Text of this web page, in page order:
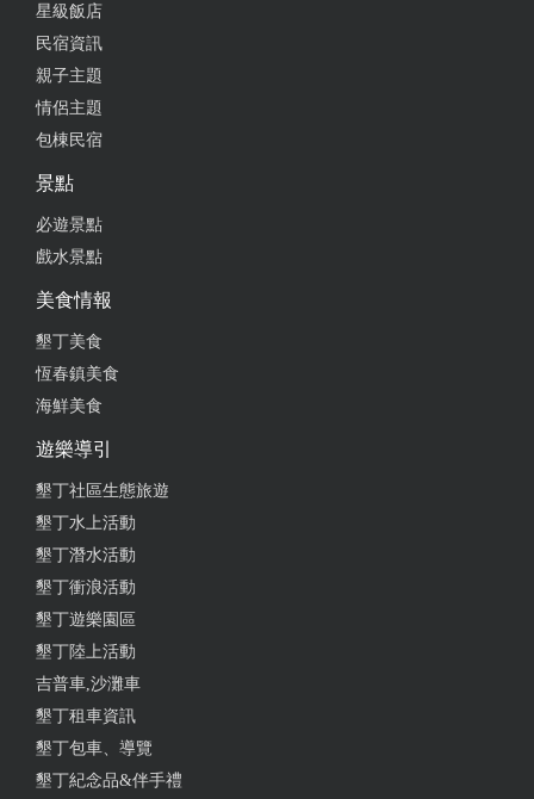
老闆和善，老實人的租車店
服~
08/04/2020花了$2000租toyota altis 車況、清潔都很不
錯；最後還車之後免費載你到恆春轉運站；如果下次
來恆春需要租車，我還是會跟他租車
2020.1月前往墾丁鵝鑾鼻駕車旅行，恆春亞福 車子好
開又乾淨 ，價錢不錯 ，老闆與老闆娘誠懇實在，還
坐墾丁快線，時間差上一小時，下次要去墾丁附近會
再租用。
星級飯店
民宿資訊
親子主題
情侶主題
包棟民宿
景點
必遊景點
戲水景點
美食情報
墾丁美食
恆春鎮美食
海鮮美食
遊樂導引
墾丁社區生態旅遊
墾丁水上活動
墾丁潛水活動
墾丁衝浪活動
墾丁遊樂園區
墾丁陸上活動
吉普車,沙灘車
墾丁租車資訊
墾丁包車、導覽
墾丁紀念品&伴手禮